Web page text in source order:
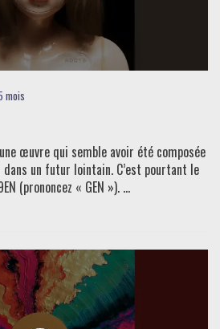
mois
œuvre qui semble avoir été composée
un futur lointain. C’est pourtant le
(prononcez « GEN »). ...